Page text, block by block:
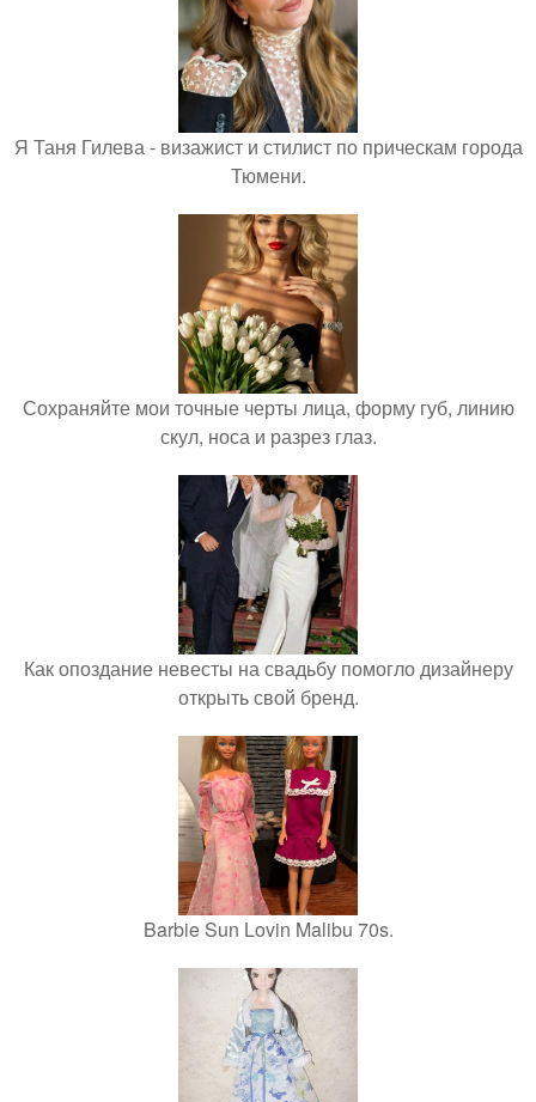
Я Таня Гилева - визажист и стилист по прическам города
Тюмени.
Сохраняйте мои точные черты лица, форму губ, линию
скул, носа и разрез глаз.
Как опоздание невесты на свадьбу помогло дизайнеру
открыть свой бренд.
Barbie Sun Lovin Malibu 70s.